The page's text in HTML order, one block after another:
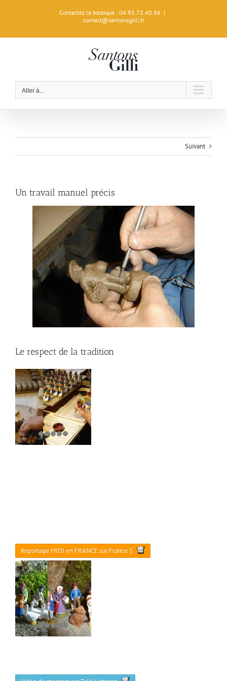
Contactez la boutique : 04.92.72.40.86 |
contact@santonsgilli.fr
Aller à...
Suivant
Un travail manuel précis
Le respect de la tradition
Reportage MIDI en FRANCE sur France 3